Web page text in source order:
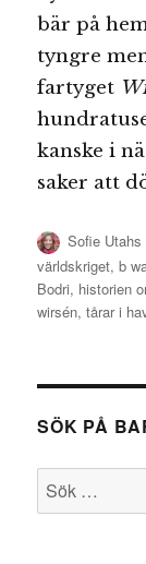
bär på
tyngre
fartyget
kanske i
saker att
Författare
Sofie Utahs
världskriget,b
Bodri, historien
wirsén,tårar i
SÖK PÅ
Sök